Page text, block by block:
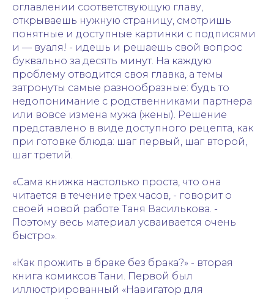
оглавлении соответствующую главу,
открываешь нужную страницу, смотришь
понятные и доступные картинки с подписями
и — вуаля! - идешь и решаешь свой вопрос
буквально за десять минут. На каждую
проблему отводится своя главка, а темы
затронуты самые разнообразные: будь то
недопонимание с родственниками партнера
или вовсе измена мужа (жены). Решение
представлено в виде доступного рецепта, как
при готовке блюда: шаг первый, шаг второй,
шаг третий.
«Сама книжка настолько проста, что она
читается в течение трех часов, - говорит о
своей новой работе Таня Василькова. -
Поэтому весь материал усваивается очень
быстро».
«Как прожить в браке без брака?» - вторая
книга комиксов Тани. Первой был
иллюстрированный «Навигатор для